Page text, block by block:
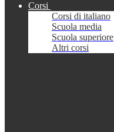
Corsi
Corsi di italiano
Scuola media
Scuola superiore
Altri corsi